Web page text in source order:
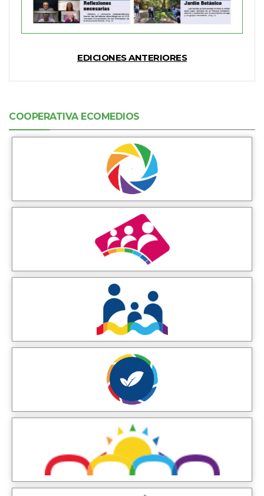
EDICIONES ANTERIORES
COOPERATIVA ECOMEDIOS